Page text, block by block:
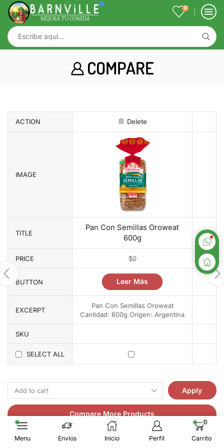
0
COMPARE
ACTION Delete
IMAGE
TITLE
Pan Con Semillas Oroweat
600g
PRICE $0
BUTTON Leer Más
EXCERPT
Pan Con Semillas Oroweat
Cantidad: 600g Origen: Argentina
SKU
SELECT ALL
Apply
Compare More Products
Menu Envíos Inicio Perfil
0
Carrito